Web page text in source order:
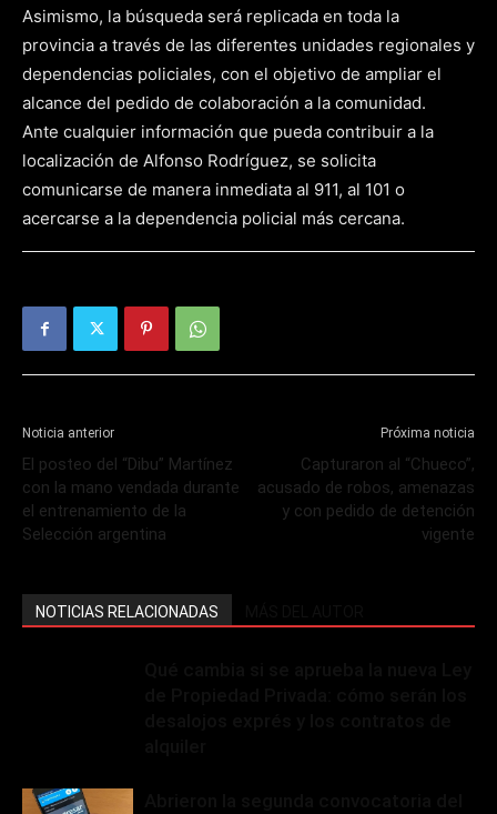
Asimismo, la búsqueda será replicada en toda la
provincia a través de las diferentes unidades regionales y
dependencias policiales, con el objetivo de ampliar el
alcance del pedido de colaboración a la comunidad.
Ante cualquier información que pueda contribuir a la
localización de Alfonso Rodríguez, se solicita
comunicarse de manera inmediata al 911, al 101 o
acercarse a la dependencia policial más cercana.
Noticia anterior
El posteo del “Dibu” Martínez
con la mano vendada durante
el entrenamiento de la
Selección argentina
Próxima noticia
Capturaron al “Chueco”,
acusado de robos, amenazas
y con pedido de detención
vigente
NOTICIAS RELACIONADAS